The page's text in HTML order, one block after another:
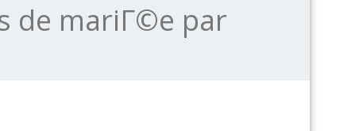
de mariГ©e par